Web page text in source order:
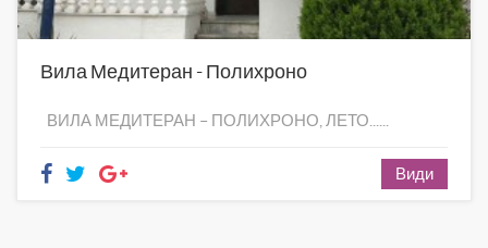
Вила Медитеран - Полихроно
ВИЛА МЕДИТЕРАН – ПОЛИХРОНО, ЛЕТО......
Види